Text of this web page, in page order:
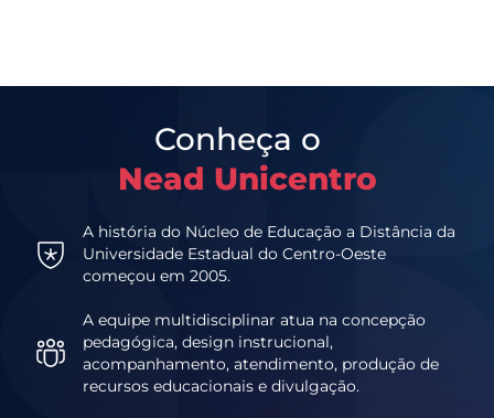
Conheça o
Nead Unicentro
A história do Núcleo de Educação a Distância da
Universidade Estadual do Centro-Oeste
começou em 2005.
A equipe multidisciplinar atua na concepção
pedagógica, design instrucional,
acompanhamento, atendimento, produção de
recursos educacionais e divulgação.